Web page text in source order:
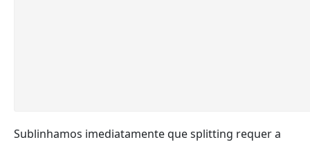
Sublinhamos imediatamente que splitting requer a